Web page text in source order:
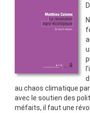
au chaos climatique
avec le soutien des
méfaits, il faut une